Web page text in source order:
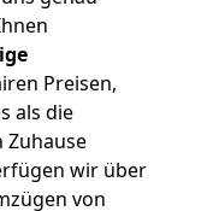
Preisen,
als die
Zuhause
wir über
von